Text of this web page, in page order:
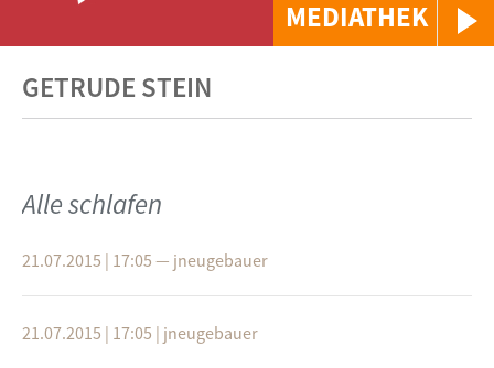
MEDIATHEK
GETRUDE STEIN
Alle schlafen
21.07.2015 | 17:05 — jneugebauer
21.07.2015 | 17:05 | jneugebauer